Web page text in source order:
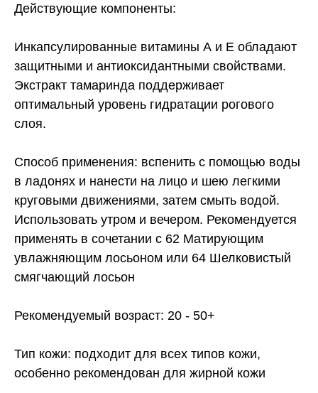
Действующие компоненты:
Инкапсулированные витамины А и Е обладают
защитными и антиоксидантными свойствами.
Экстракт тамаринда поддерживает
оптимальный уровень гидратации рогового
слоя.
Способ применения: вспенить с помощью воды
в ладонях и нанести на лицо и шею легкими
круговыми движениями, затем смыть водой.
Использовать утром и вечером. Рекомендуется
применять в сочетании с 62 Матирующим
увлажняющим лосьоном или 64 Шелковистый
смягчающий лосьон
Рекомендуемый возраст: 20 - 50+
Тип кожи: подходит для всех типов кожи,
особенно рекомендован для жирной кожи